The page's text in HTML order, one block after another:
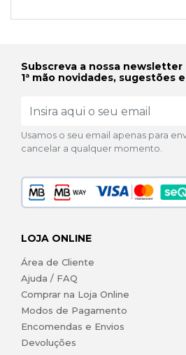
Subscreva a nossa newsletter
1ª mão novidades, sugestões
Usamos o seu email apenas para
cancelar a qualquer momento.
LOJA ONLINE
Área de Cliente
Ajuda / FAQ
Comprar na Loja Online
Modos de Pagamento
Encomendas e Envios
Devoluções